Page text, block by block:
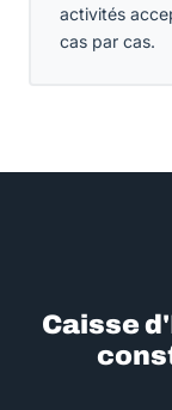
activités
cas par cas.
Caisse